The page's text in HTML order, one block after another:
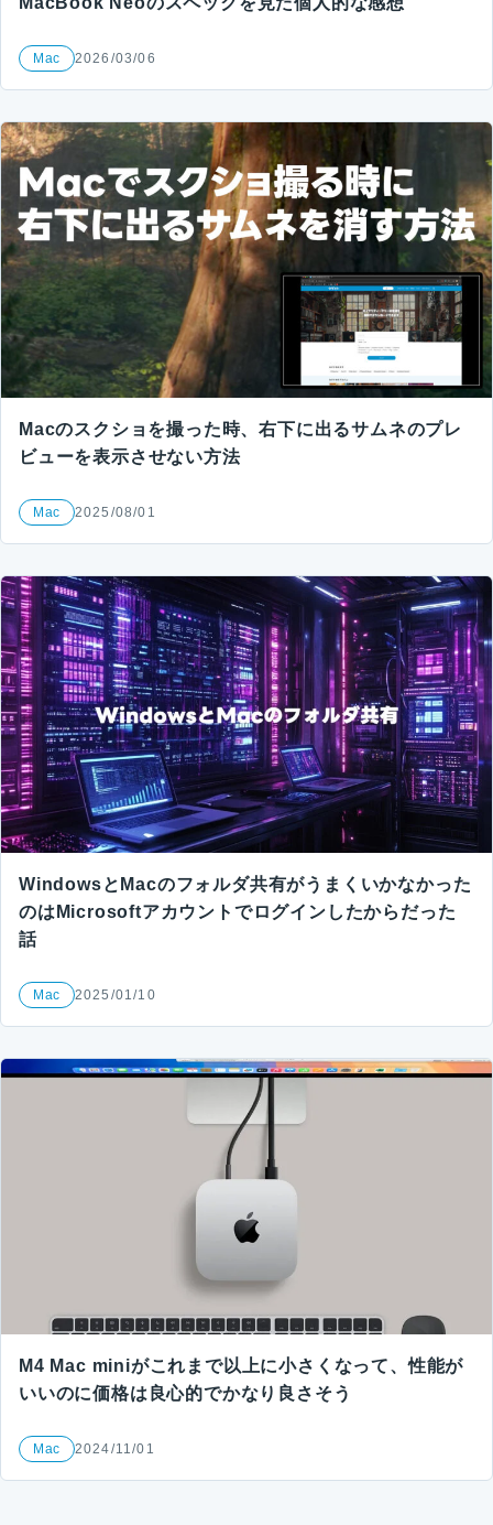
Mac 2026/03/06
Macのスクショを撮った時、右下に出るサムネのプレ
ビューを表示させない方法
Mac 2025/08/01
WindowsとMacのフォルダ共有がうまくいかなかった
のはMicrosoftアカウントでログインしたからだった
話
Mac 2025/01/10
M4 Mac miniがこれまで以上に小さくなって、性能が
いいのに価格は良心的でかなり良さそう
Mac 2024/11/01